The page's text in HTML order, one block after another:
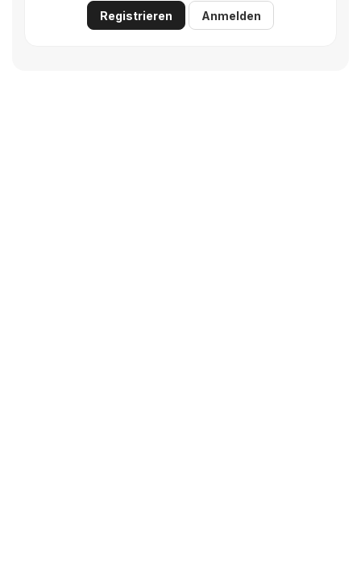
Registrieren Anmelden